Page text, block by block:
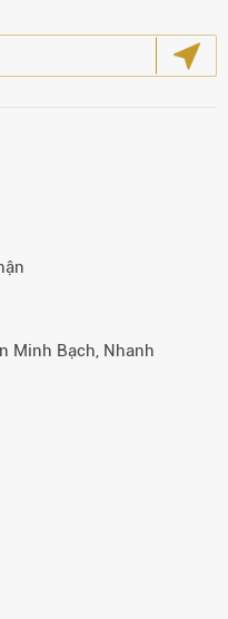
Minh Bạch, Nhanh